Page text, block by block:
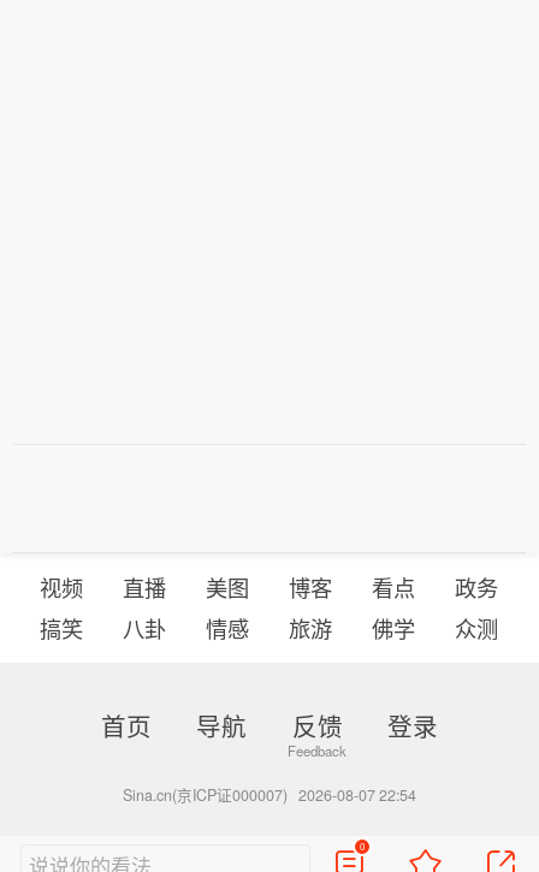
视频 直播 美图 博客 看点
政务
搞笑
八卦 情感 旅游 佛学 众测
首页 导航 反馈 登录
Sina.cn(京ICP证000007) 2026-08-07 22:54
说说你的看法
0